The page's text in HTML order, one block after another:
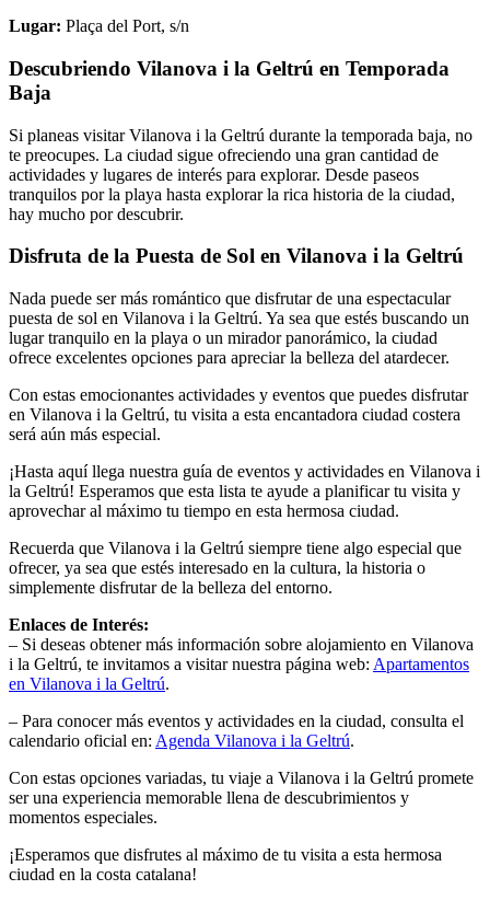
Lugar: Plaça del Port, s/n
Descubriendo Vilanova i la Geltrú en Temporada
Baja
Si planeas visitar Vilanova i la Geltrú durante la temporada baja, no
te preocupes. La ciudad sigue ofreciendo una gran cantidad de
actividades y lugares de interés para explorar. Desde paseos
tranquilos por la playa hasta explorar la rica historia de la ciudad,
hay mucho por descubrir.
Disfruta de la Puesta de Sol en Vilanova i la Geltrú
Nada puede ser más romántico que disfrutar de una espectacular
puesta de sol en Vilanova i la Geltrú. Ya sea que estés buscando un
lugar tranquilo en la playa o un mirador panorámico, la ciudad
ofrece excelentes opciones para apreciar la belleza del atardecer.
Con estas emocionantes actividades y eventos que puedes disfrutar
en Vilanova i la Geltrú, tu visita a esta encantadora ciudad costera
será aún más especial.
¡Hasta aquí llega nuestra guía de eventos y actividades en Vilanova i
la Geltrú! Esperamos que esta lista te ayude a planificar tu visita y
aprovechar al máximo tu tiempo en esta hermosa ciudad.
Recuerda que Vilanova i la Geltrú siempre tiene algo especial que
ofrecer, ya sea que estés interesado en la cultura, la historia o
simplemente disfrutar de la belleza del entorno.
Enlaces de Interés:
– Si deseas obtener más información sobre alojamiento en Vilanova
i la Geltrú, te invitamos a visitar nuestra página web: Apartamentos
en Vilanova i la Geltrú.
– Para conocer más eventos y actividades en la ciudad, consulta el
calendario oficial en: Agenda Vilanova i la Geltrú.
Con estas opciones variadas, tu viaje a Vilanova i la Geltrú promete
ser una experiencia memorable llena de descubrimientos y
momentos especiales.
¡Esperamos que disfrutes al máximo de tu visita a esta hermosa
ciudad en la costa catalana!